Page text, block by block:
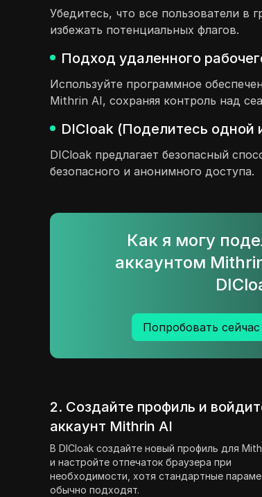
Убедитесь, что все пользователи в
избежать потенциальных флагов.
Подход удаленного
Используйте программное
Mithrin AI, сохраняя контроль над
DICloak (Поделитесь одной
DICloak предлагает безопасный
безопасного и анонимного доступа.
Как я могу
аккаунтом
Попробовать сейчас
2. Создайте профиль и
аккаунт Mithrin AI
В DICloak создайте новый профиль для
и настройте отпечаток браузера при
необходимости, хотя стандартные
обычно подходят.